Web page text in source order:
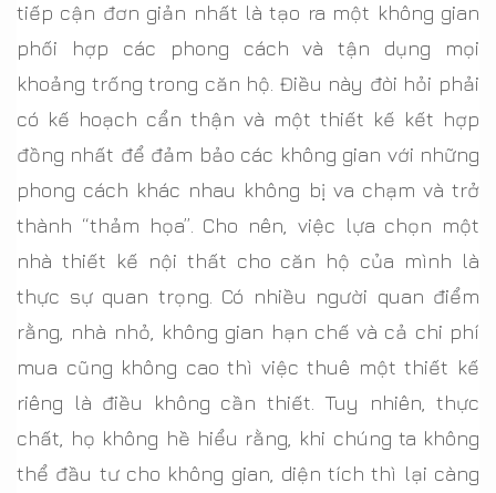
tiếp cận đơn giản nhất là tạo ra một không gian
phối hợp các phong cách và tận dụng mọi
khoảng trống trong căn hộ. Điều này đòi hỏi phải
có kế hoạch cẩn thận và một thiết kế kết hợp
đồng nhất để đảm bảo các không gian với những
phong cách khác nhau không bị va chạm và trở
thành “thảm họa”. Cho nên, việc lựa chọn một
nhà thiết kế nội thất cho căn hộ của mình là
thực sự quan trọng. Có nhiều người quan điểm
rằng, nhà nhỏ, không gian hạn chế và cả chi phí
mua cũng không cao thì việc thuê một thiết kế
riêng là điều không cần thiết. Tuy nhiên, thực
chất, họ không hề hiểu rằng, khi chúng ta không
thể đầu tư cho không gian, diện tích thì lại càng